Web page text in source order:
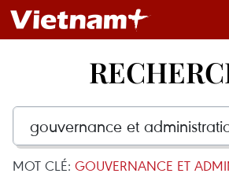
MOT CLÉ: GOUVERNANCE ET